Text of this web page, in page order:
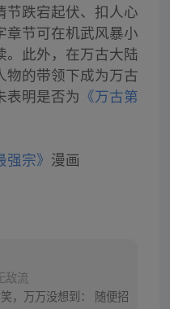
节跌宕起伏、扣人心
章节可在机武风暴小
。此外，在万古大陆
物的带领下成为万古
表明是否为 《万古第
强宗》 漫画
敌流
，万万没想到： 随便招